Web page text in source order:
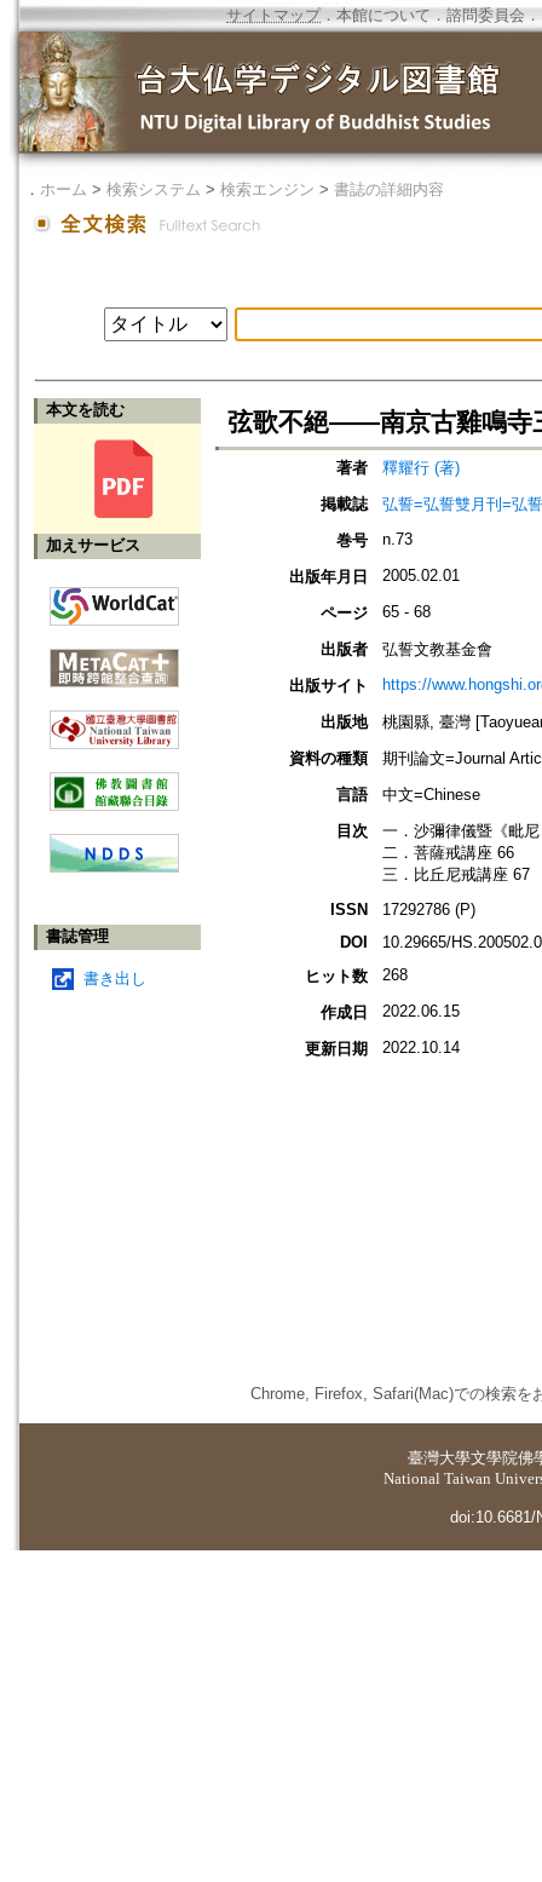
サイトマップ．本館について ． 諮問委員会 ．
． ホーム > 検索システム > 検索エンジン > 書誌の詳細内容
本文を読む
加えサービス
書誌管理
書き出し
弦歌不絕——南京古雞鳴寺
著者
釋耀行 (著)
掲載誌
弘誓=弘誓雙月刊=弘
巻号
n.73
出版年月日 2005.02.01
ページ 65 - 68
出版者
弘誓文教基金會
出版サイト
https://
出版地
桃園縣, 臺灣
資料の種類
期刊論文=Journal
言語
中文=Chinese
目次
一．沙彌律儀暨《毗
二．菩薩戒講座 66
三．比丘尼戒講座 67
ISSN
17292786 (P)
DOI
10.29665/
ヒット数
268
作成日 2022.06.15
更新日期 2022.10.14
Chrome, Firefox, Safari(Mac)での検索を
臺灣大學文學院佛
National Taiwan
doi:10.6681/